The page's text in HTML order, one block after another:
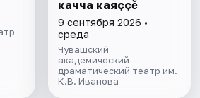
качча каяççĕ
9 сентября 2026 •
среда
Чувашский
академический
драматический театр им.
К.В. Иванова